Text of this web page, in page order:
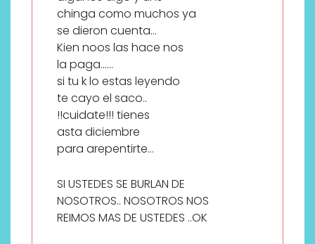
chinga como muchos ya
se dieron cuenta…
Kien noos las hace nos
la paga……
si tu k lo estas leyendo
te cayo el saco..
!!cuidate!!! tienes
asta diciembre
para arepentirte…
SI USTEDES SE BURLAN DE
NOSOTROS.. NOSOTROS NOS
REIMOS MAS DE USTEDES ..OK